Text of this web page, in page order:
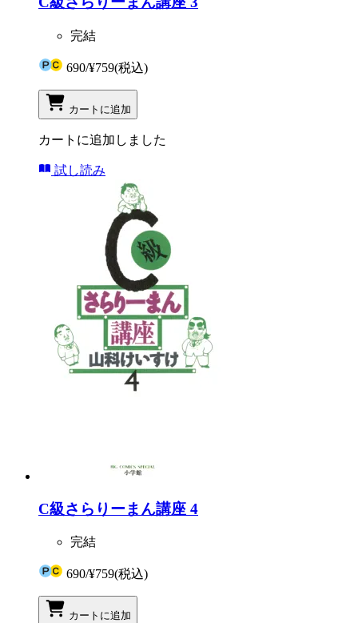
完結
690/¥759(税込)
カートに追加
カートに追加しました
試し読み
C級さらりーまん講座 4
完結
690/¥759(税込)
カートに追加